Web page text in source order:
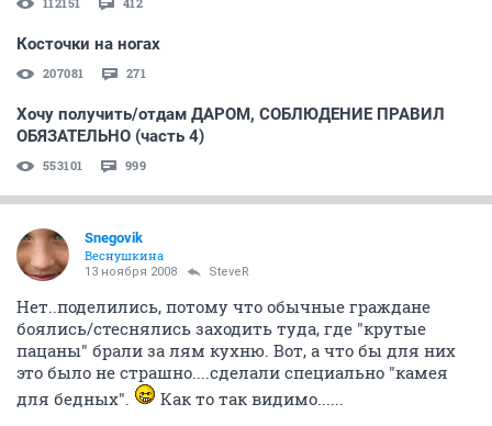
Косточки на ногах
207081 271
Хочу получить/отдам ДАРОМ, СОБЛЮДЕНИЕ ПРАВИЛ
ОБЯЗАТЕЛЬНО (часть 4)
553101 999
Snegovik
Веснушкина
13 ноября 2008 SteveR
Нет..поделились, потому что обычные граждане
боялись/стеснялись заходить туда, где "крутые
пацаны" брали за лям кухню. Вот, а что бы для них
это было не страшно....сделали специально "камея
для бедных".
Как то так видимо......